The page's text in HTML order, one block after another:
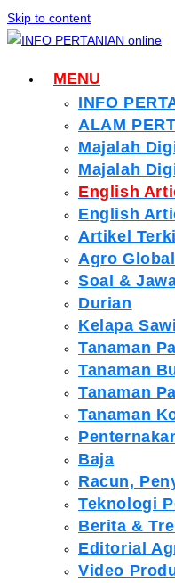
Skip to content
MENU
INFO
ALAM
Majalah
Majalah
English
English
Artikel
Agro
Soal &
Durian
Kelapa
Tanaman
Tanaman
Tanaman
Tanaman
Baja
Racun,
Teknologi
Berita &
Editorial
Video